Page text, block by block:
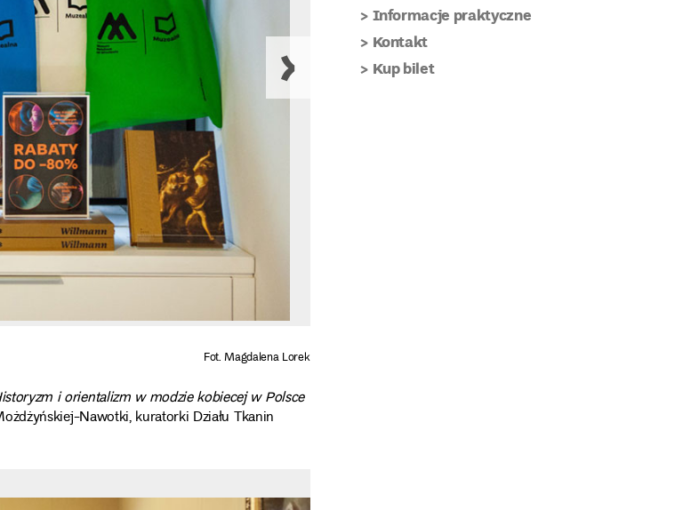
Fot. Magdalena Lorek
i orientalizm w modzie kobiecej w Polsce
Nawotki, kuratorki Działu Tkanin
Informacje praktyczne
Kontakt
Kup bilet